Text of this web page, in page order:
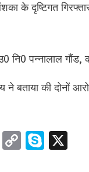
के दृष्टिगत
नि0 पन्नालाल
ने बताया की दोनों
Copy X